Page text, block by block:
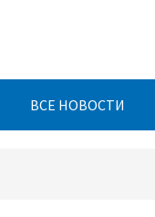
курс на мир
ВСЕ НОВОСТИ